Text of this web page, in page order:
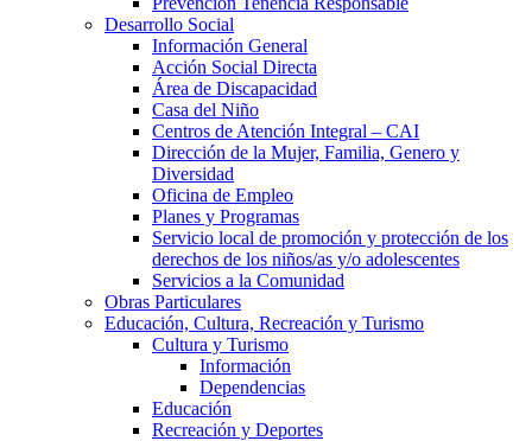
Desarrollo Social
Información General
Acción Social Directa
Área de Discapacidad
Casa del Niño
Centros de Atención Integral – CAI
Dirección de la Mujer, Familia, Genero y
Diversidad
Oficina de Empleo
Planes y Programas
Servicio local de promoción y protección de los
derechos de los niños/as y/o adolescentes
Servicios a la Comunidad
Obras Particulares
Educación, Cultura, Recreación y Turismo
Cultura y Turismo
Información
Dependencias
Educación
Recreación y Deportes